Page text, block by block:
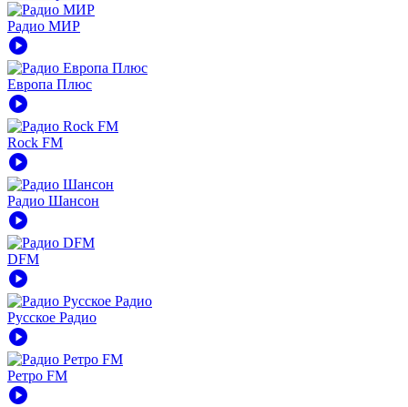
Радио МИР
play_circle
Европа Плюс
play_circle
Rock FM
play_circle
Радио Шансон
play_circle
DFM
play_circle
Русское Радио
play_circle
Ретро FM
play_circle